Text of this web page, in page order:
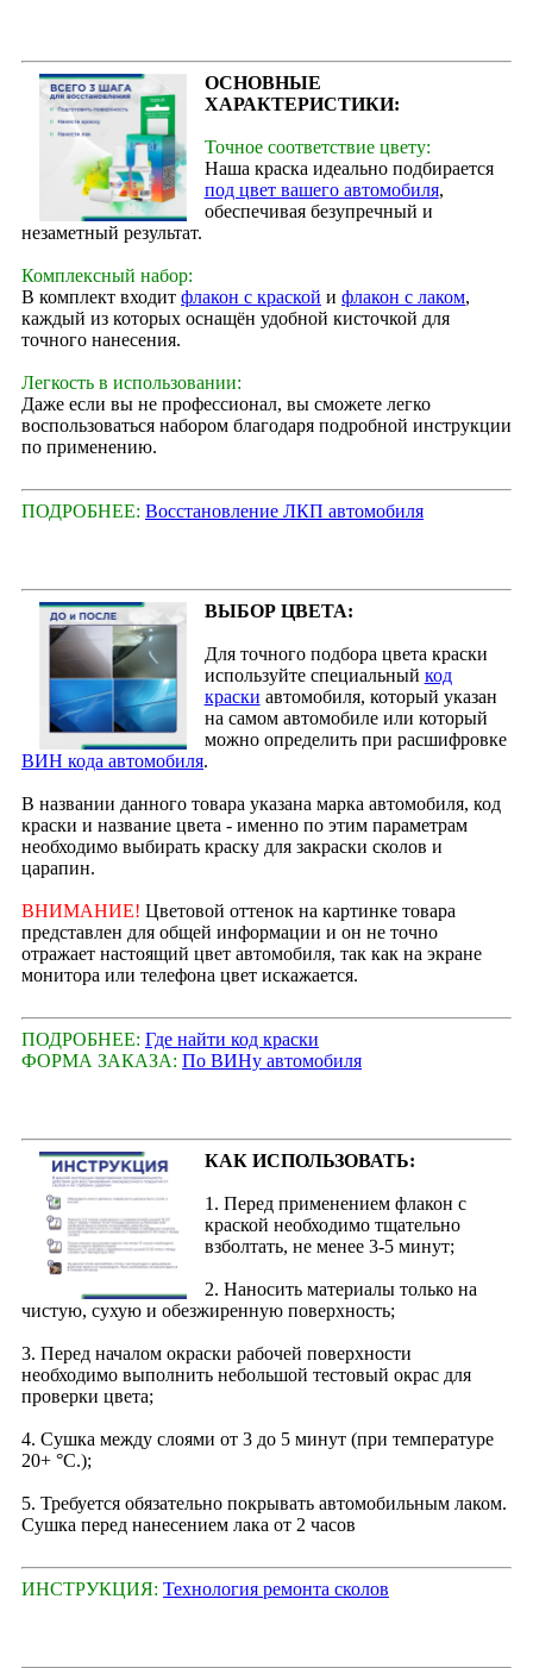
ОСНОВНЫЕ
ХАРАКТЕРИСТИКИ:
Точное соответствие цвету:
Наша краска идеально подбирается
под цвет вашего автомобиля,
обеспечивая безупречный и
незаметный результат.
Комплексный набор:
В комплект входит флакон с краской и флакон с лаком,
каждый из которых оснащён удобной кисточкой для
точного нанесения.
Легкость в использовании:
Даже если вы не профессионал, вы сможете легко
воспользоваться набором благодаря подробной инструкции
по применению.
ПОДРОБНЕЕ: Восстановление ЛКП автомобиля
ВЫБОР ЦВЕТА:
Для точного подбора цвета краски
используйте специальный код
краски автомобиля, который указан
на самом автомобиле или который
можно определить при расшифровке
ВИН кода автомобиля.
В названии данного товара указана марка автомобиля, код
краски и название цвета - именно по этим параметрам
необходимо выбирать краску для закраски сколов и
царапин.
ВНИМАНИЕ! Цветовой оттенок на картинке товара
представлен для общей информации и он не точно
отражает настоящий цвет автомобиля, так как на экране
монитора или телефона цвет искажается.
ПОДРОБНЕЕ: Где найти код краски
ФОРМА ЗАКАЗА: По ВИНу автомобиля
КАК ИСПОЛЬЗОВАТЬ:
1. Перед применением флакон с
краской необходимо тщательно
взболтать, не менее 3-5 минут;
2. Наносить материалы только на
чистую, сухую и обезжиренную поверхность;
3. Перед началом окраски рабочей поверхности
необходимо выполнить небольшой тестовый окрас для
проверки цвета;
4. Сушка между слоями от 3 до 5 минут (при температуре
20+ °С.);
5. Требуется обязательно покрывать автомобильным лаком.
Сушка перед нанесением лака от 2 часов
ИНСТРУКЦИЯ: Технология ремонта сколов